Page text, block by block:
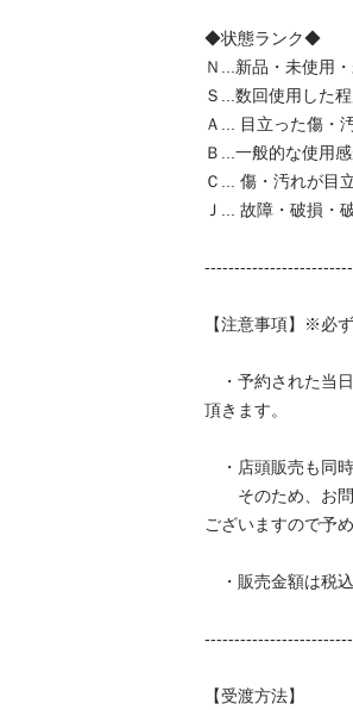
◆状態ランク◆
Ｎ...新品・未使用
Ｓ...数回使用した
Ａ... 目立った傷・
Ｂ...一般的な使用
Ｃ... 傷・汚れが目
Ｊ... 故障・破損・
【注意事項】※必
・予約された当
頂きます。
・店頭販売も同
そのため、お問
ございますので予
・販売金額は税
【受渡方法】